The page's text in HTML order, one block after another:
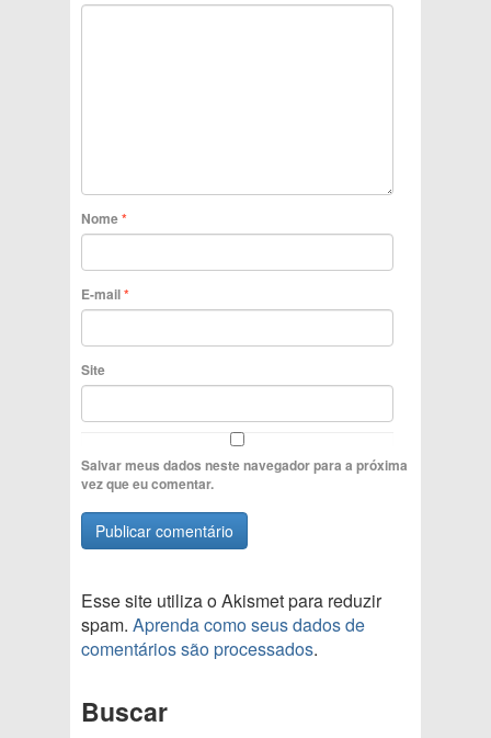
Nome*
E-mail*
Site
Salvar meus dados neste navegador para a próxima
vez que eu comentar.
Esse site utiliza o Akismet para reduzir
spam. Aprenda como seus dados de
comentários são processados.
Buscar